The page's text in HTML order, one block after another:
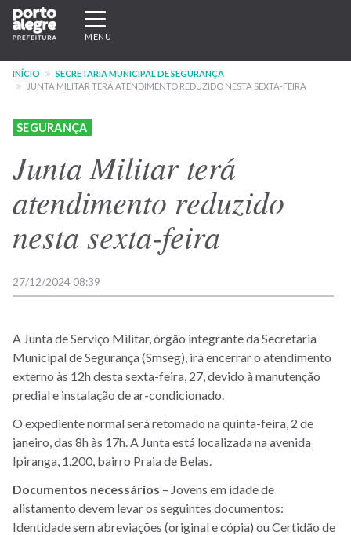
Pular
para
conteúdo
principal
Expandir/recolher
navegação
MENU
INÍCIO
SECRETARIA MUNICIPAL DE SEGURANÇA
JUNTA MILITAR TERÁ ATENDIMENTO REDUZIDO NESTA SEXTA-FEIRA
SEGURANÇA
Junta Militar terá
atendimento reduzido
nesta sexta-feira
27/12/2024 08:39
A Junta de Serviço Militar, órgão integrante da Secretaria
Municipal de Segurança (Smseg), irá encerrar o atendimento
externo às 12h desta sexta-feira, 27, devido à manutenção
predial e instalação de ar-condicionado.
O expediente normal será retomado na quinta-feira, 2 de
janeiro, das 8h às 17h. A Junta está localizada na avenida
Ipiranga, 1.200, bairro Praia de Belas.
Documentos necessários – Jovens em idade de
alistamento devem levar os seguintes documentos:
Identidade sem abreviações (original e cópia) ou Certidão de